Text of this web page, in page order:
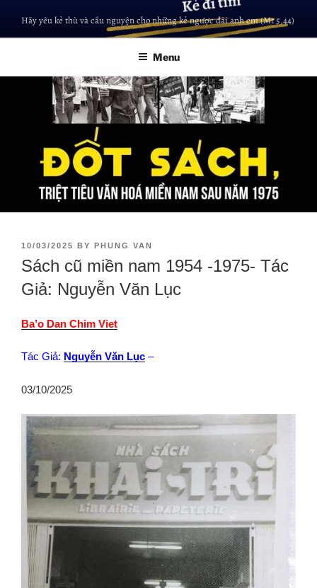
Hãy yêu kẻ thù và cầu nguyện cho những kẻ ngược đãi anh em (Mt 5,44)
Menu
10/03/2025 BY PHUNG VAN
Sách cũ miền nam 1954 -1975- Tác
Giả: Nguyễn Văn Lục
Ba’o Dan Chim Viet
Tác Giả: Nguyễn Văn Lục –
03/10/2025